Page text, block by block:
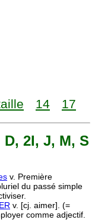
14 17
2I, J, M, S
v. Première
du passé simple
v. [cj. aimer]. (=
comme adjectif.